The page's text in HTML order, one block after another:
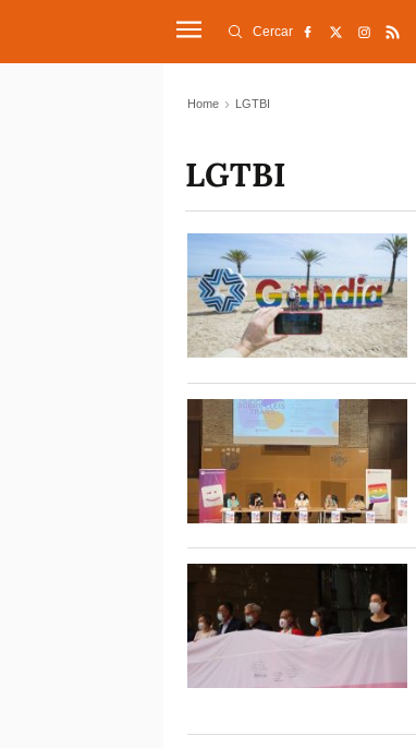
Cercar
Home LGTBI
LGTBI